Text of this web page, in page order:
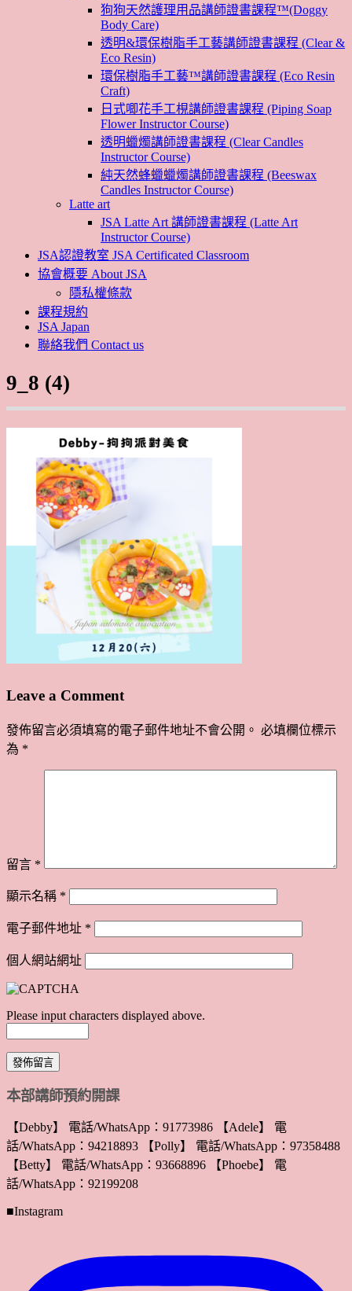
狗狗天然護理用品講師證書課程™(Doggy
Body Care)
透明&環保樹脂手工藝講師證書課程 (Clear &
Eco Resin)
環保樹脂手工藝™講師證書課程 (Eco Resin
Craft)
日式唧花手工梘講師證書課程 (Piping Soap
Flower Instructor Course)
透明蠟燭講師證書課程 (Clear Candles
Instructor Course)
純天然蜂蠟蠟燭講師證書課程 (Beeswax
Candles Instructor Course)
Latte art
JSA Latte Art 講師證書課程 (Latte Art
Instructor Course)
JSA認證教室 JSA Certificated Classroom
協會概要 About JSA
隱私權條款
課程規約
JSA Japan
聯絡我們 Contact us
9_8 (4)
Leave a Comment
發佈留言必須填寫的電子郵件地址不會公開。 必填欄位標示
為 *
留言 *
顯示名稱 *
電子郵件地址 *
個人網站網址
Please input characters displayed above.
本部講師預約開課
【Debby】 電話/WhatsApp：91773986 【Adele】 電
話/WhatsApp：94218893 【Polly】 電話/WhatsApp：97358488
【Betty】 電話/WhatsApp：93668896 【Phoebe】 電
話/WhatsApp：92199208
■Instagram